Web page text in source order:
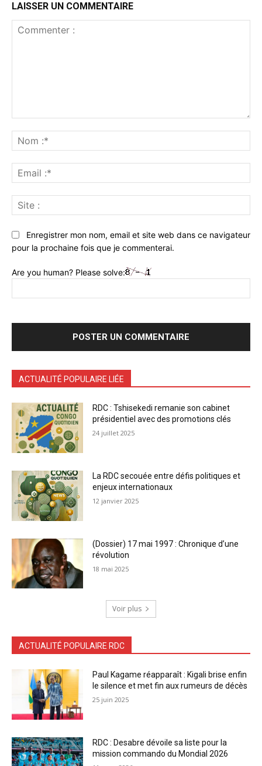
LAISSER UN COMMENTAIRE
:*
:*
:
Enregistrer mon nom, email et site web dans ce navigateur
pour la prochaine fois que je commenterai.
Are you human? Please solve:
ACTUALITÉ POPULAIRE LIÉE
RDC : Tshisekedi remanie son cabinet
présidentiel avec des promotions clés
24 juillet 2025
La RDC secouée entre défis politiques et
enjeux internationaux
12 janvier 2025
(Dossier) 17 mai 1997 : Chronique d’une
révolution
18 mai 2025
Voir plus
ACTUALITÉ POPULAIRE RDC
Paul Kagame réapparaît : Kigali brise enfin
le silence et met fin aux rumeurs de décès
25 juin 2025
RDC : Desabre dévoile sa liste pour la
mission commando du Mondial 2026